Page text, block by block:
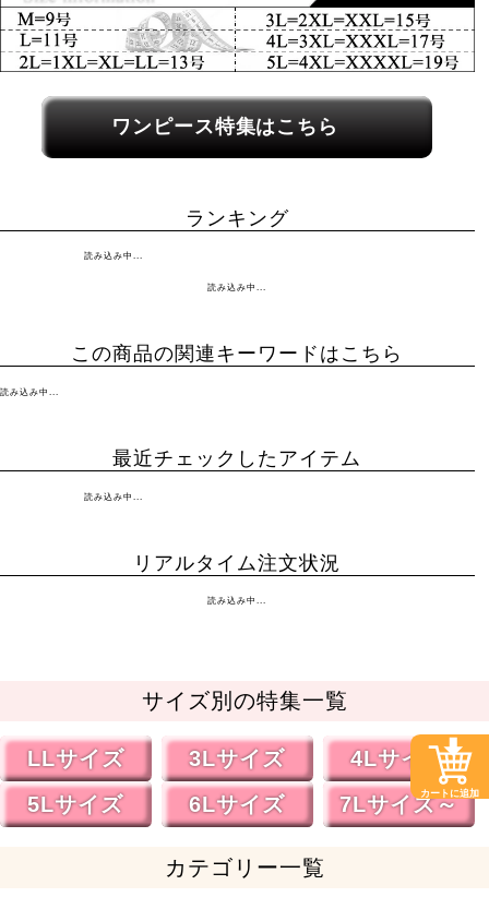
関連カテゴリーへのリンク
ワンピース特集はこちら
ランキング
読み込み中...
読み込み中...
この商品の関連キーワードはこちら
読み込み中...
最近チェックしたアイテム
読み込み中...
リアルタイム注文状況
読み込み中...
サイズ別の特集一覧
LLサイズ 3Lサイズ
4Lサイズ
5Lサイズ
6Lサイズ 7Lサイズ～
カテゴリー一覧
カートに追加